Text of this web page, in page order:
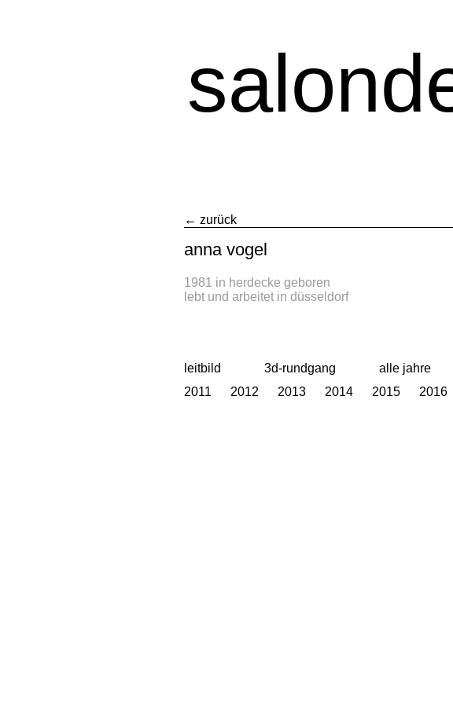
← zurück
anna vogel
1981 in herdecke geboren
lebt und arbeitet in düsseldorf
leitbild 3d-rundgang alle jahre
2011
2012 2013 2014 2015 2016